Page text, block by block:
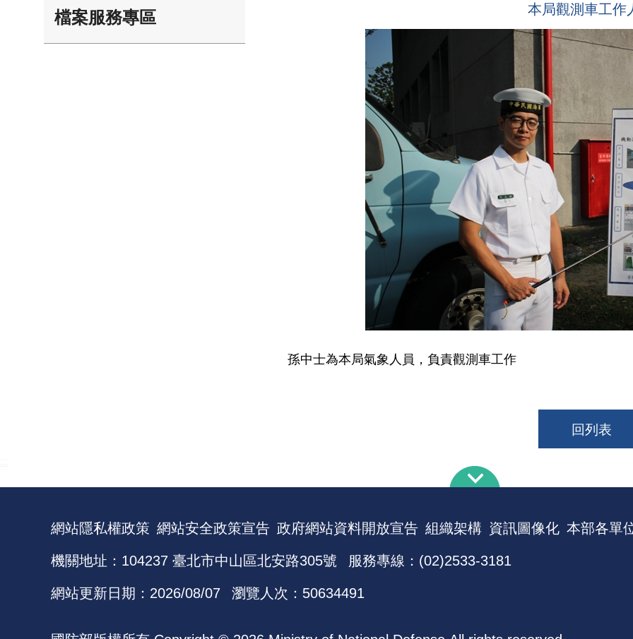
檔案服務專區 本局觀測車工作
孫中士為本局氣象人員，負責觀測車工作
回列表
網站隱私權政策 網站安全政策宣告 政府網站資料開放宣告 組織架構 資訊圖像化 本部各單
機關地址：104237 臺北市中山區北安路305號 服務專線：(02)2533-3181
網站更新日期： 2026/08/07 瀏覽人次： 50634491